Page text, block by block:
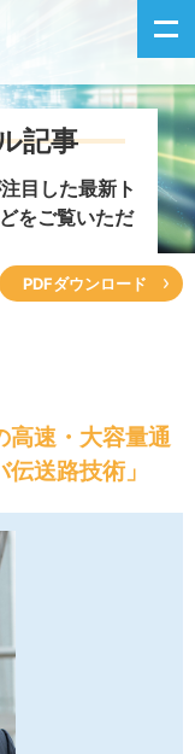
記事
目した最新ト
をご覧いただ
PDFダウンロード
高速・大容量通
送路技術」